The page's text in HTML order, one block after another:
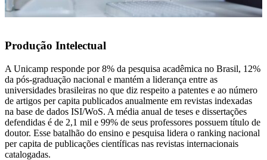
Produção Intelectual
A Unicamp responde por 8% da pesquisa acadêmica no Brasil, 12%
da pós-graduação nacional e mantém a liderança entre as
universidades brasileiras no que diz respeito a patentes e ao número
de artigos per capita publicados anualmente em revistas indexadas
na base de dados ISI/WoS. A média anual de teses e dissertações
defendidas é de 2,1 mil e 99% de seus professores possuem título de
doutor. Esse batalhão do ensino e pesquisa lidera o ranking nacional
per capita de publicações científicas nas revistas internacionais
catalogadas.